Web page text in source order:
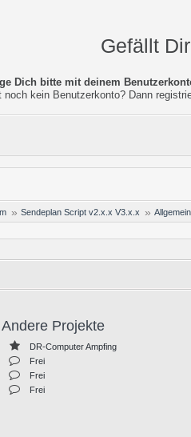
Gefällt
Dich bitte mit deinem
noch kein Benutzerkonto? Dann
Sendeplan Script v2.x.x V3.x.x
Andere Projekte
DR-Computer Ampfing
Frei
Frei
Frei